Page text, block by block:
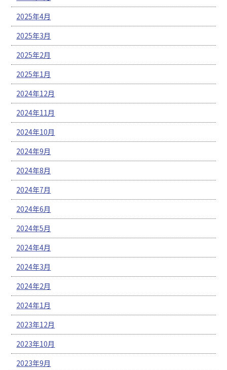
2025年4月
2025年3月
2025年2月
2025年1月
2024年12月
2024年11月
2024年10月
2024年9月
2024年8月
2024年7月
2024年6月
2024年5月
2024年4月
2024年3月
2024年2月
2024年1月
2023年12月
2023年10月
2023年9月